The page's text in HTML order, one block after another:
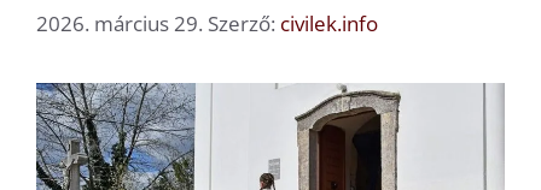
2026. március 29. Szerző: civilek.info